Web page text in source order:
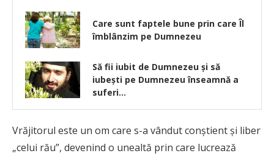
Care sunt faptele bune prin care Îl
îmblânzim pe Dumnezeu
Să fii iubit de Dumnezeu și să
iubești pe Dumnezeu înseamnă a
suferi…
Vrăjitorul este un om care s-a vândut conştient şi liber
„celui rău”, devenind o unealtă prin care lucrează